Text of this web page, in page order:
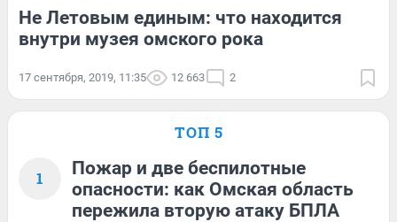
Не Летовым единым: что находится
внутри музея омского рока
17 сентября, 2019, 11:35 12 663 2
ТОП 5
1
Пожар и две беспилотные
опасности: как Омская область
пережила вторую атаку БПЛА